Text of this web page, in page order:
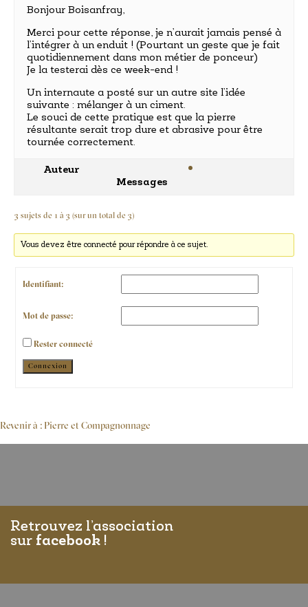
Bonjour Boisanfray,
Merci pour cette réponse, je n’aurait jamais pensé à
l’intégrer à un enduit ! (Pourtant un geste que je fait
quotidiennement dans mon métier de ponceur)
Je la testerai dès ce week-end !
Un internaute a posté sur un autre site l’idée
suivante : mélanger à un ciment.
Le souci de cette pratique est que la pierre
résultante serait trop dure et abrasive pour être
tournée correctement.
Auteur
Messages
3 sujets de 1 à 3 (sur un total de 3)
Vous devez être connecté pour répondre à ce sujet.
Identifiant:
Mot de passe:
Rester connecté
Alternative:
Connexion
Revenir à : Pierre et Compagnonnage
Retrouvez l’association
sur facebook !